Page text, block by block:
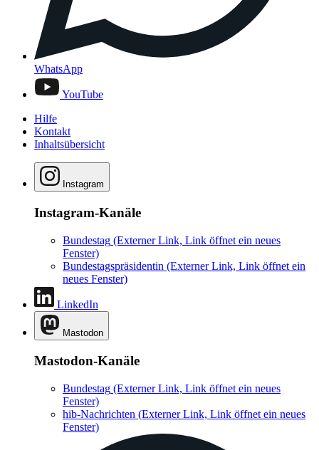
WhatsApp
YouTube
Hilfe
Kontakt
Inhaltsübersicht
Instagram
Instagram-Kanäle
Bundestag (Externer Link, Link öffnet ein neues
Fenster)
Bundestagspräsidentin (Externer Link, Link öffnet ein
neues Fenster)
LinkedIn
Mastodon
Mastodon-Kanäle
Bundestag (Externer Link, Link öffnet ein neues
Fenster)
hib-Nachrichten (Externer Link, Link öffnet ein neues
Fenster)